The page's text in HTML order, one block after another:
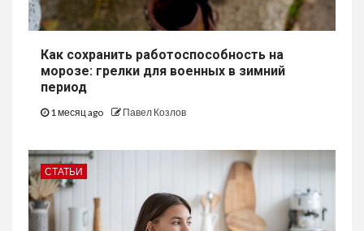
Как сохранить работоспособность на
морозе: грелки для военных в зимний
период
1 месяц ago Павел Козлов
СТАТЬИ